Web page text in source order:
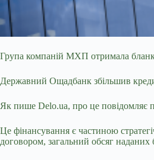
Група компаній МХП отримала
Державний Ощадбанк збільшив
Як пише Delo.ua, про це повідомляє
Це фінансування є частиною
договором, загальний обсяг